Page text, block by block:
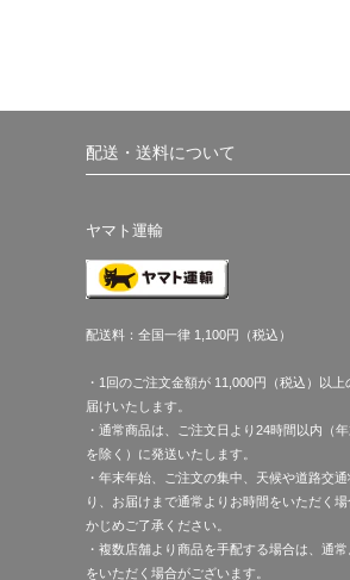
配送・送料について
ヤマト運輸
配送料：全国一律 1,100円（税込）
・1回のご注文金額が 11,000円（税込）以
届けいたします。
・通常商品は、ご注文日より24時間以内（
を除く）に発送いたします。
・年末年始、ご注文の集中、天候や道路交
り、お届けまで通常よりお時間をいただく
かじめご了承ください。
・複数店舗より商品を手配する場合は、通
をいただく場合がございます。